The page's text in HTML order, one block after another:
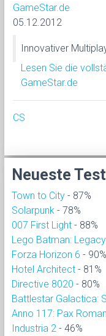
GameStar.de
05.12.2012
Innovativer
Lesen Sie die
GameStar.de
CS
Neueste Test
Town to City - 87%
Solarpunk - 78%
007 First Light - 88%
Lego Batman: Legacy
Forza Horizon 6 - 90%
Hotel Architect - 81%
Directive 8020 - 80%
Battlestar Galactica:
Anno 117: Pax
Industria 2 - 46%